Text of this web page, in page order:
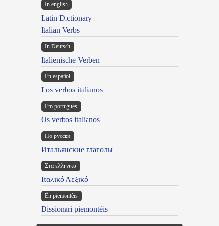
In english
Latin Dictionary
Italian Verbs
In Deutsch
Italienische Verben
En español
Los verbos italianos
Em portugues
Os verbos italianos
По русски
Итальянские глаголы
Στα ελληνικά
Ιταλικό Λεξικό
Ën piemontèis
Dissionari piemontèis